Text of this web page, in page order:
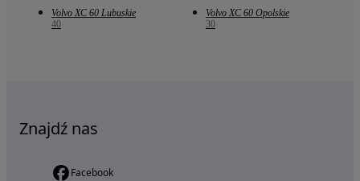
Volvo XC 60 Lubuskie
40
Volvo XC 60 Opolskie
30
Znajdź nas
Facebook